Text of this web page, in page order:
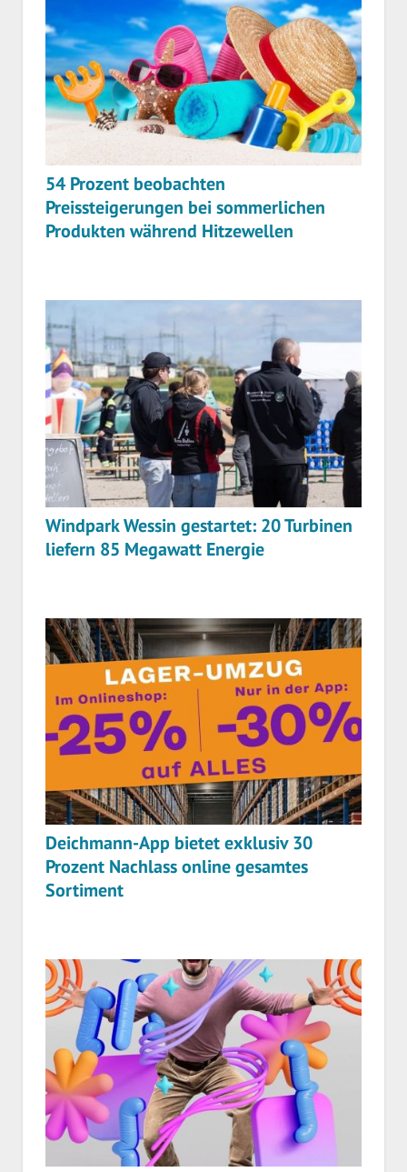
54 Prozent beobachten
Preissteigerungen bei sommerlichen
Produkten während Hitzewellen
Windpark Wessin gestartet: 20 Turbinen
liefern 85 Megawatt Energie
Deichmann-App bietet exklusiv 30
Prozent Nachlass online gesamtes
Sortiment